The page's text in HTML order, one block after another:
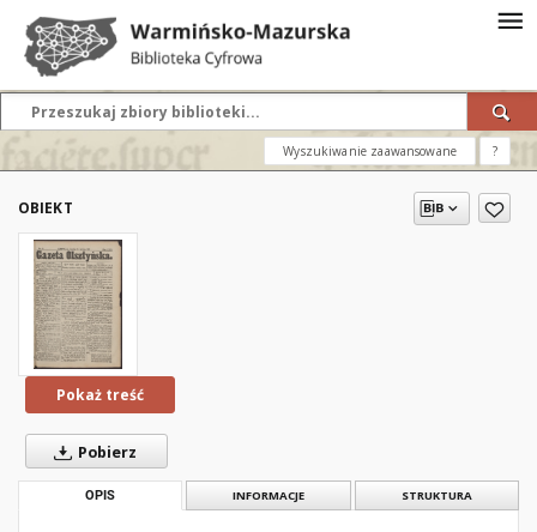
Wyszukiwanie zaawansowane ?
OBIEKT
Pokaż treść
Pobierz
OPIS INFORMACJE STRUKTURA